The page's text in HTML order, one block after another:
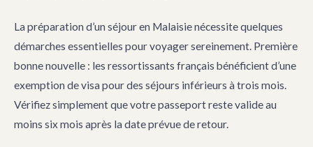
La préparation d’un séjour en Malaisie nécessite quelques
démarches essentielles pour voyager sereinement. Première
bonne nouvelle : les ressortissants français bénéficient d’une
exemption de visa pour des séjours inférieurs à trois mois.
Vérifiez simplement que votre passeport reste valide au
moins six mois après la date prévue de retour.